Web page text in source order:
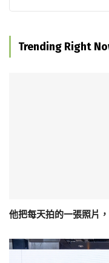
Trending Right
他把每天拍的一張照片